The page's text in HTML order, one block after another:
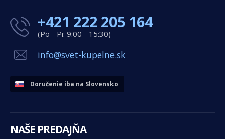
+421 222 205 164
(Po - Pi: 9:00 - 15:30)
info@svet-kupelne.sk
Doručenie iba na Slovensko
NAŠE PREDAJŇA